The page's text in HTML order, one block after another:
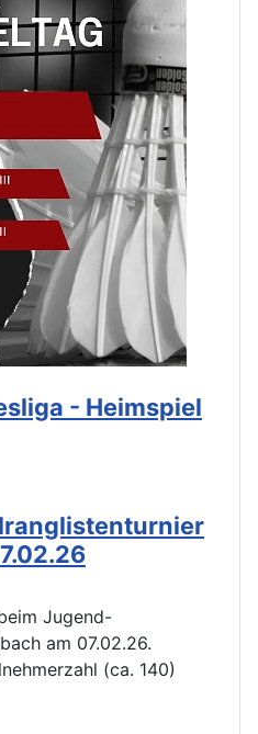
- Heimspiel
Jugend-
am 07.02.26.
(ca. 140)